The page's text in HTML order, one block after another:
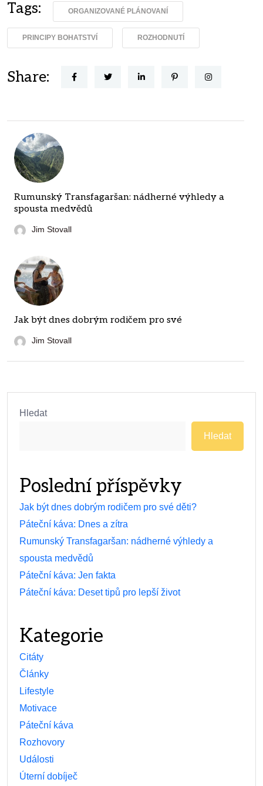
Tags: ORGANIZOVANÉ PLÁNOVANÍ
PRINCIPY BOHATSTVÍ ROZHODNUTÍ
Share:
Rumunský Transfagaršan: nádherné výhledy a
spousta medvědů
Jim Stovall
Jak být dnes dobrým rodičem pro své
Jim Stovall
Hledat
Hledat
Poslední příspěvky
Jak být dnes dobrým rodičem pro své děti?
Páteční káva: Dnes a zítra
Rumunský Transfagaršan: nádherné výhledy a
spousta medvědů
Páteční káva: Jen fakta
Páteční káva: Deset tipů pro lepší život
Kategorie
Citáty
Články
Lifestyle
Motivace
Páteční káva
Rozhovory
Události
Úterní dobíječ